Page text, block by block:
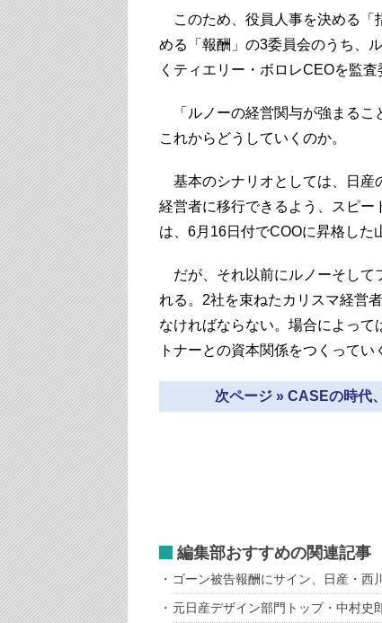
このため、役員人事を決める「
める「報酬」の3委員会のうち、
くティエリー・ボロレCEOを監
「ルノーの経営関与が強まるこ
これからどうしていくのか。
基本のシナリオとしては、日産
経営者に移行できるよう、スピー
は、6月16日付でCOOに昇格した
だが、それ以前にルノーそして
れる。2社を束ねたカリスマ経営
なければならない。場合によっ
トナーとの資本関係をつくってい
次ページ » CASEの時代
編集部おすすめの関連記事
ゴーン被告報酬にサイン、日産・西
元日産デザイン部門トップ・中村史